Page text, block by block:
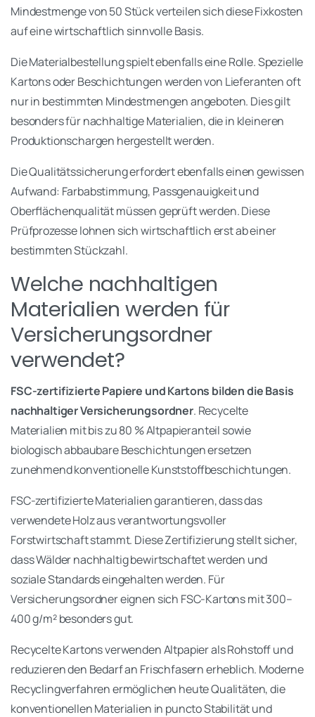
Mindestmenge von 50 Stück verteilen sich diese Fixkosten
auf eine wirtschaftlich sinnvolle Basis.
Die Materialbestellung spielt ebenfalls eine Rolle. Spezielle
Kartons oder Beschichtungen werden von Lieferanten oft
nur in bestimmten Mindestmengen angeboten. Dies gilt
besonders für nachhaltige Materialien, die in kleineren
Produktionschargen hergestellt werden.
Die Qualitätssicherung erfordert ebenfalls einen gewissen
Aufwand: Farbabstimmung, Passgenauigkeit und
Oberflächenqualität müssen geprüft werden. Diese
Prüfprozesse lohnen sich wirtschaftlich erst ab einer
bestimmten Stückzahl.
Welche nachhaltigen
Materialien werden für
Versicherungsordner
verwendet?
FSC-zertifizierte Papiere und Kartons bilden die Basis
nachhaltiger Versicherungsordner. Recycelte
Materialien mit bis zu 80 % Altpapieranteil sowie
biologisch abbaubare Beschichtungen ersetzen
zunehmend konventionelle Kunststoffbeschichtungen.
FSC-zertifizierte Materialien garantieren, dass das
verwendete Holz aus verantwortungsvoller
Forstwirtschaft stammt. Diese Zertifizierung stellt sicher,
dass Wälder nachhaltig bewirtschaftet werden und
soziale Standards eingehalten werden. Für
Versicherungsordner eignen sich FSC-Kartons mit 300–
400 g/m² besonders gut.
Recycelte Kartons verwenden Altpapier als Rohstoff und
reduzieren den Bedarf an Frischfasern erheblich. Moderne
Recyclingverfahren ermöglichen heute Qualitäten, die
konventionellen Materialien in puncto Stabilität und